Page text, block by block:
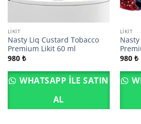
LIKIT
Nasty Liq Custard Tobacco
Premium Likit 60 ml
980 ₺
WHATSAPP ILE SATIN
AL
LIKIT
980 ₺